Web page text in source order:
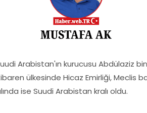
Arabistan'ın kurucusu Abdülaziz
ülkesinde Hicaz Emirliği, Meclis
ise Suudi Arabistan kralı oldu.